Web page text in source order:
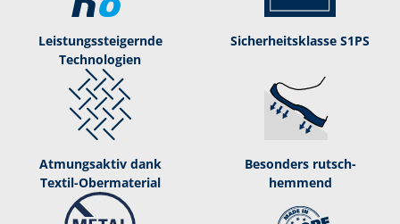
Leistungssteigernde
Technologien
Sicherheitsklasse S1PS
Atmungsaktiv dank
Textil-­Obermaterial
Besonders rutsch­
hemmend